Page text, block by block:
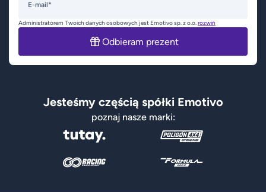
E-mail*
Administratorem Twoich danych osobowych jest Emotivo sp. z o.o.rozwiń
Odbieram prezent
Jesteśmy częścią spółki Emotivo
poznaj nasze marki: